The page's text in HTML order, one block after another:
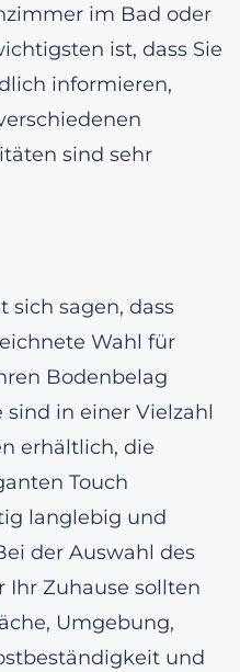
im Bad oder
ist, dass Sie
informieren,
sind sehr
sich sagen, dass
Wahl für
Bodenbelag
in einer Vielzahl
erhältlich, die
Touch
langlebig und
der Auswahl des
Ihr Zuhause sollten
Umgebung,
und